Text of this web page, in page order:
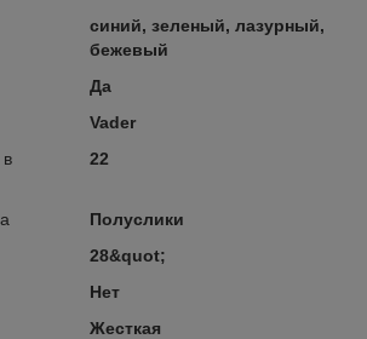
синий, зеленый, лазурный,
бежевый
Да
Vader
в
22
Полуслики
28&quot;
Нет
Жесткая